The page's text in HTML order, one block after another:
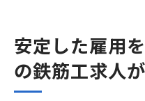
安定した雇用
の鉄筋工求人